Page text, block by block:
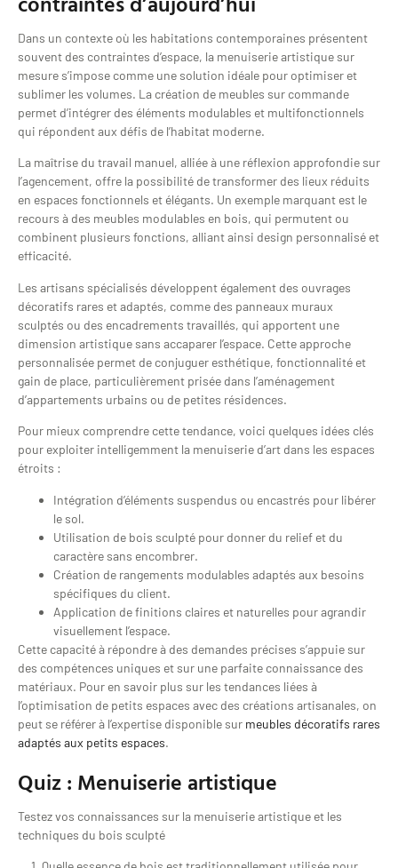
Dans un contexte où les habitations contemporaines présentent
souvent des contraintes d’espace, la menuiserie artistique sur
mesure s’impose comme une solution idéale pour optimiser et
sublimer les volumes. La création de meubles sur commande
permet d’intégrer des éléments modulables et multifonctionnels
qui répondent aux défis de l’habitat moderne.
La maîtrise du travail manuel, alliée à une réflexion approfondie sur
l’agencement, offre la possibilité de transformer des lieux réduits
en espaces fonctionnels et élégants. Un exemple marquant est le
recours à des meubles modulables en bois, qui permutent ou
combinent plusieurs fonctions, alliant ainsi design personnalisé et
efficacité.
Les artisans spécialisés développent également des ouvrages
décoratifs rares et adaptés, comme des panneaux muraux
sculptés ou des encadrements travaillés, qui apportent une
dimension artistique sans accaparer l’espace. Cette approche
personnalisée permet de conjuguer esthétique, fonctionnalité et
gain de place, particulièrement prisée dans l’aménagement
d’appartements urbains ou de petites résidences.
Pour mieux comprendre cette tendance, voici quelques idées clés
pour exploiter intelligemment la menuiserie d’art dans les espaces
étroits :
Intégration d’éléments suspendus ou encastrés pour libérer
le sol.
Utilisation de bois sculpté pour donner du relief et du
caractère sans encombrer.
Création de rangements modulables adaptés aux besoins
spécifiques du client.
Application de finitions claires et naturelles pour agrandir
visuellement l’espace.
Cette capacité à répondre à des demandes précises s’appuie sur
des compétences uniques et sur une parfaite connaissance des
matériaux. Pour en savoir plus sur les tendances liées à
l’optimisation de petits espaces avec des créations artisanales, on
peut se référer à l’expertise disponible sur meubles décoratifs rares
adaptés aux petits espaces.
Quiz : Menuiserie artistique
Testez vos connaissances sur la menuiserie artistique et les
techniques du bois sculpté